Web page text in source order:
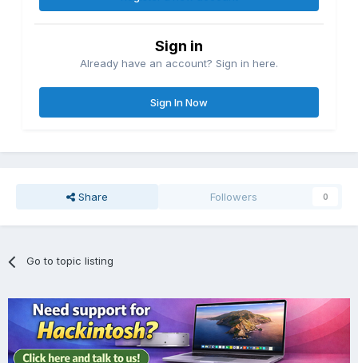
Sign in
Already have an account? Sign in here.
Sign In Now
Share Followers 0
Go to topic listing